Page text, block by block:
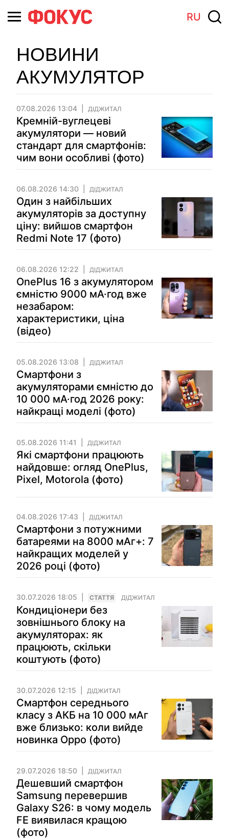
RU
НОВИНИ
АКУМУЛЯТОР
07.08.2026 13:04 ДІДЖИТАЛ
Кремній-вуглецеві
акумулятори — новий
стандарт для смартфонів:
чим вони особливі (фото)
06.08.2026 14:30 ДІДЖИТАЛ
Один з найбільших
акумуляторів за доступну
ціну: вийшов смартфон
Redmi Note 17 (фото)
06.08.2026 12:22 ДІДЖИТАЛ
OnePlus 16 з акумулятором
ємністю 9000 мА·год вже
незабаром:
характеристики, ціна
(відео)
05.08.2026 13:08 ДІДЖИТАЛ
Смартфони з
акумуляторами ємністю до
10 000 мА·год 2026 року:
найкращі моделі (фото)
05.08.2026 11:41 ДІДЖИТАЛ
Які смартфони працюють
найдовше: огляд OnePlus,
Pixel, Motorola (фото)
04.08.2026 17:43 ДІДЖИТАЛ
Смартфони з потужними
батареями на 8000 мАг+: 7
найкращих моделей у
2026 році (фото)
30.07.2026 18:05 СТАТТЯ ДІДЖИТАЛ
Кондиціонери без
зовнішнього блоку на
акумуляторах: як
працюють, скільки
коштують (фото)
30.07.2026 12:15 ДІДЖИТАЛ
Смартфон середнього
класу з АКБ на 10 000 мАг
вже близько: коли вийде
новинка Oppo (фото)
29.07.2026 18:50 ДІДЖИТАЛ
Дешевший смартфон
Samsung перевершив
Galaxy S26: в чому модель
FE виявилася кращою
(фото)